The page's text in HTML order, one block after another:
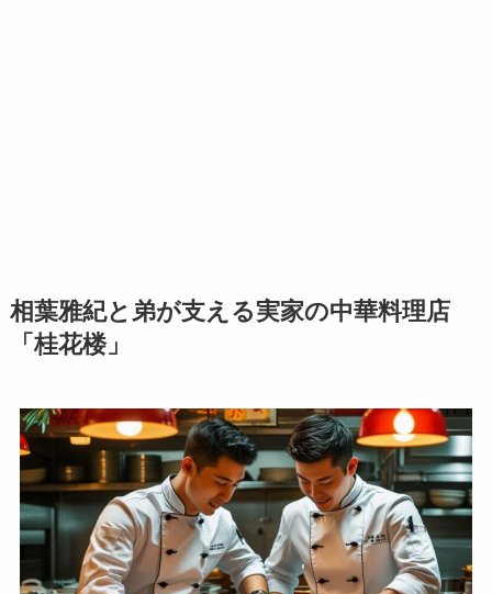
相葉雅紀と弟が支える実家の中華料理店
「桂花楼」